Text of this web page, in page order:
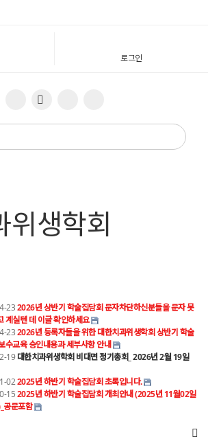
로그인
위생학회
232026년 상반기 학술집담회 문자차단하신분들을 문자 못
계실텐 데 이글 확인하세요
232026년 등록자들을 위한 대한치과위생학회 상반기 학술
수교육 승인내용과 세부사항 안내
19대한치과위생학회 비대면 정기총회_ 2026년 2월 19일
022025년 하반기 학술집담회 초록입니다.
152025년 하반기 학술집담회 개최안내 (2025년 11월02일
공문포함